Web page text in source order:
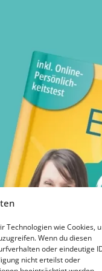
Technologien wie Cookies,
Wenn du diesen
oder eindeutige
nicht erteilst oder